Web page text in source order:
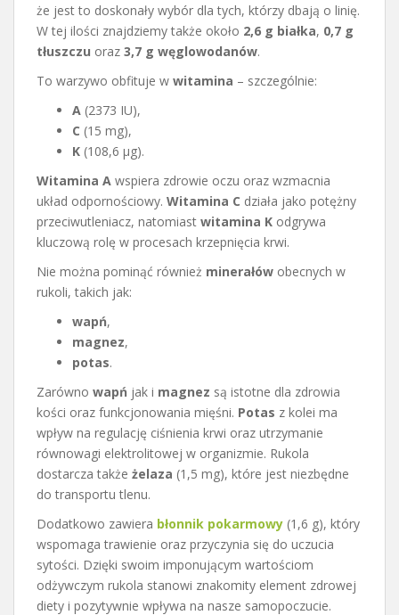
że jest to doskonały wybór dla tych, którzy dbają o linię.
W tej ilości znajdziemy także około 2,6 g białka, 0,7 g
tłuszczu oraz 3,7 g węglowodanów.
To warzywo obfituje w witamina – szczególnie:
A (2373 IU),
C (15 mg),
K (108,6 µg).
Witamina A wspiera zdrowie oczu oraz wzmacnia
układ odpornościowy. Witamina C działa jako potężny
przeciwutleniacz, natomiast witamina K odgrywa
kluczową rolę w procesach krzepnięcia krwi.
Nie można pominąć również minerałów obecnych w
rukoli, takich jak:
wapń,
magnez,
potas.
Zarówno wapń jak i magnez są istotne dla zdrowia
kości oraz funkcjonowania mięśni. Potas z kolei ma
wpływ na regulację ciśnienia krwi oraz utrzymanie
równowagi elektrolitowej w organizmie. Rukola
dostarcza także żelaza (1,5 mg), które jest niezbędne
do transportu tlenu.
Dodatkowo zawiera błonnik pokarmowy (1,6 g), który
wspomaga trawienie oraz przyczynia się do uczucia
sytości. Dzięki swoim imponującym wartościom
odżywczym rukola stanowi znakomity element zdrowej
diety i pozytywnie wpływa na nasze samopoczucie.